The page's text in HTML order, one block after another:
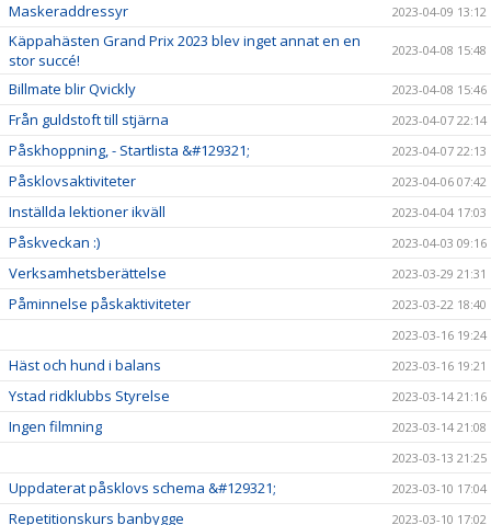
Maskeraddressyr 2023-04-09 13:12
Käppahästen Grand Prix 2023 blev inget annat en en
stor succé!
2023-04-08 15:48
Billmate blir Qvickly 2023-04-08 15:46
Från guldstoft till stjärna 2023-04-07 22:14
Påskhoppning, - Startlista &#129321; 2023-04-07 22:13
Påsklovsaktiviteter 2023-04-06 07:42
Inställda lektioner ikväll 2023-04-04 17:03
Påskveckan :) 2023-04-03 09:16
Verksamhetsberättelse 2023-03-29 21:31
Påminnelse påskaktiviteter
2023-03-22 18:40
2023-03-16 19:24
Häst och hund i balans 2023-03-16 19:21
Ystad ridklubbs Styrelse 2023-03-14 21:16
Ingen filmning
2023-03-14 21:08
2023-03-13 21:25
Uppdaterat påsklovs schema &#129321; 2023-03-10 17:04
Repetitionskurs banbygge 2023-03-10 17:02